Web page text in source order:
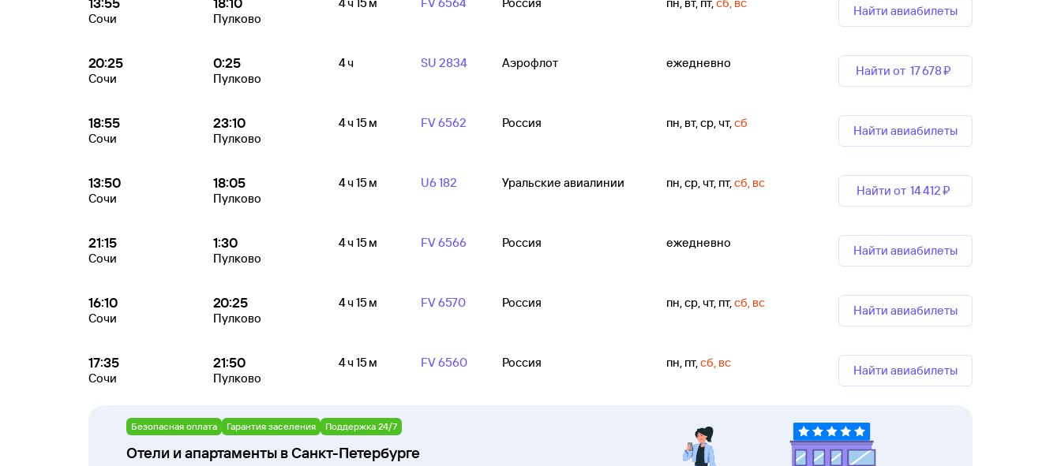
Сочи Пулково
Найти авиабилеты
20:25
Сочи
0:25
Пулково
4 ч SU 2834 Аэрофлот ежедневно
Найти от 17 ⁠678 ⁠₽
18:55
Сочи
23:10
Пулково
4 ч 15 м FV 6562 Россия пн, вт, ср, чт,сб
Найти авиабилеты
13:50
Сочи
18:05
Пулково
4 ч 15 м U6 182 Уральские авиалинии пн, ср, чт, пт,сб, вс
Найти от 14 ⁠412 ⁠₽
21:15
Сочи
1:30
Пулково
4 ч 15 м FV 6566 Россия ежедневно
Найти авиабилеты
16:10
Сочи
20:25
Пулково
4 ч 15 м FV 6570 Россия пн, ср, чт, пт,сб, вс
Найти авиабилеты
17:35
Сочи
21:50
Пулково
4 ч 15 м FV 6560 Россия пн, пт,сб, вс
Найти авиабилеты
Безопасная оплата Гарантия заселения Поддержка 24/7
Отели и апартаменты в Санкт-Петербурге